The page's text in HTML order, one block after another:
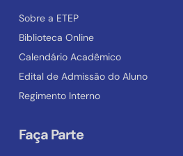
Sobre a ETEP
Biblioteca Online
Calendário Acadêmico
Edital de Admissão do Aluno
Regimento Interno
Faça Parte